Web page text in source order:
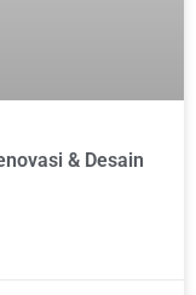
& Desain